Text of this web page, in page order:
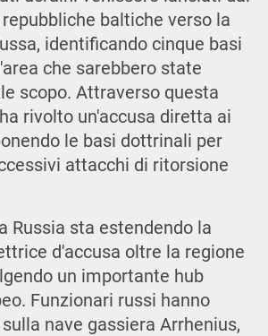
baltiche verso la
identificando cinque basi
che sarebbero state
scopo. Attraverso questa
rivolto un'accusa diretta ai
le basi dottrinali per
attacchi di ritorsione
Russia sta estendendo la
d'accusa oltre la regione
un importante hub
Funzionari russi hanno
nave gassiera Arrhenius,